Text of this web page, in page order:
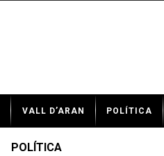
t
VALL D’ARAN POLÍTICA
POLÍTICA